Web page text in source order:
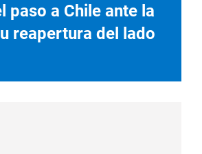
paso a Chile ante la
reapertura del lado